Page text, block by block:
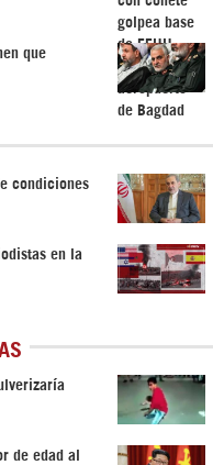
que
condiciones
en la
de edad al